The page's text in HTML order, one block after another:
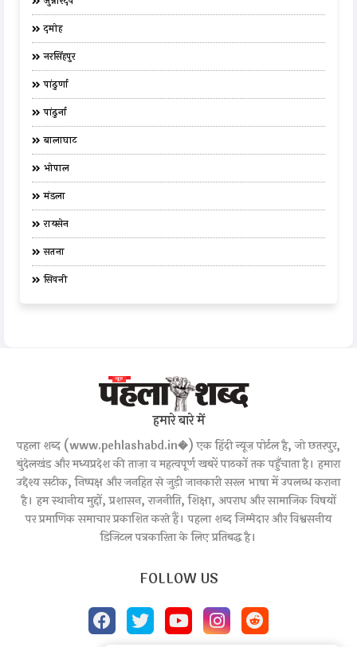
दमोह
नरसिंहपुर
पांढुर्णा
पांढुर्ना
बालाघाट
भोपाल
मंडला
रायसेन
सतना
सिवनी
हमारे बारे में
पहला शब्द (www.pehlashabd.in�) एक हिंदी न्यूज़ पोर्टल है, जो छतरपुर,
बुंदेलखंड और मध्यप्रदेश की ताज़ा व महत्वपूर्ण खबरें पाठकों तक पहुँचाता है। हमारा
उद्देश्य सटीक, निष्पक्ष और जनहित से जुड़ी जानकारी सरल भाषा में उपलब्ध कराना
है। हम स्थानीय मुद्दों, प्रशासन, राजनीति, शिक्षा, अपराध और सामाजिक विषयों
पर प्रमाणिक समाचार प्रकाशित करते हैं। पहला शब्द जिम्मेदार और विश्वसनीय
डिजिटल पत्रकारिता के लिए प्रतिबद्ध है।
FOLLOW US